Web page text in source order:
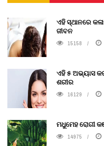
ଏହି ସ୍ଥାନରେ
ଜୀବନ
15158
ଏହି ୫ ଅଭ୍ୟାସ
ଶରୀର
16129
ମଧୁମେହ ରୋଗୀ
14975